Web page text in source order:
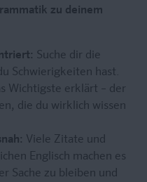
zu deinem
Suche dir die
Schwierigkeiten hast.
Wichtigste erklärt – der
die du wirklich wissen
Viele Zitate und
Englisch machen es
Sache zu bleiben und